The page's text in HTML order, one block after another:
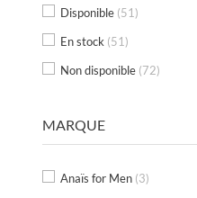
Disponible (51)
En stock (51)
Non disponible (72)
MARQUE
Anaïs for Men (3)